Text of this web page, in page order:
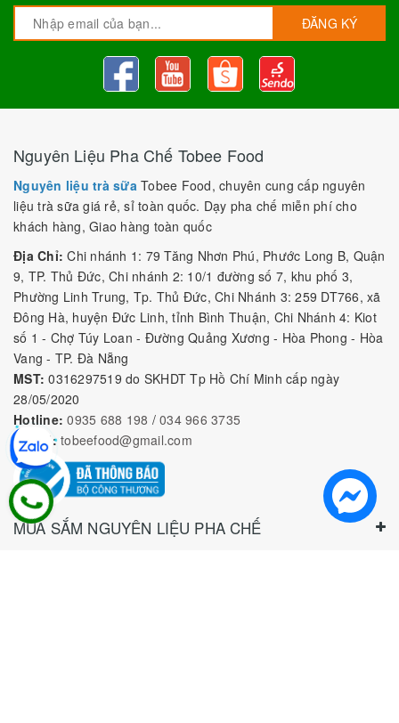
ĐĂNG KÝ
Nguyên Liệu Pha Chế Tobee Food
Nguyên liệu trà sữaTobee Food, chuyên cung cấp nguyên
liệu trà sữa giá rẻ, sỉ toàn quốc. Dạy pha chế miễn phí cho
khách hàng, Giao hàng toàn quốc
Địa Chỉ: Chi nhánh 1: 79 Tăng Nhơn Phú, Phước Long B, Quận
9, TP. Thủ Đức, Chi nhánh 2: 10/1 đường số 7, khu phố 3,
Phường Linh Trung, Tp. Thủ Đức, Chi Nhánh 3: 259 DT766, xã
Đông Hà, huyện Đức Linh, tỉnh Bình Thuận, Chi Nhánh 4: Kiot
số 1 - Chợ Túy Loan - Đường Quảng Xương - Hòa Phong - Hòa
Vang - TP. Đà Nẵng
MST: 0316297519 do SKHDT Tp Hồ Chí Minh cấp ngày
28/05/2020
Hotline: 0935 688 198 / 034 966 3735
E-mail: tobeefood@gmail.com
MUA SẮM NGUYÊN LIỆU PHA CHẾ